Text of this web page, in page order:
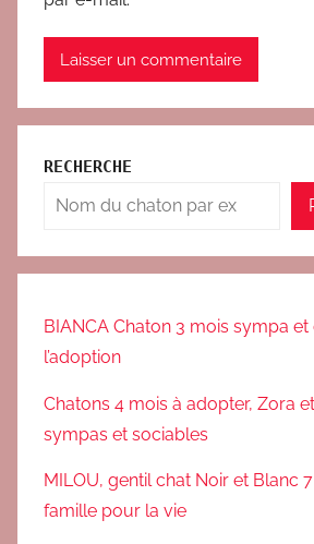
RECHERCHE
BIANCA Chaton 3 mois sympa et
l’adoption
Chatons 4 mois à adopter, Zora
sympas et sociables
MILOU, gentil chat Noir et Blanc
famille pour la vie